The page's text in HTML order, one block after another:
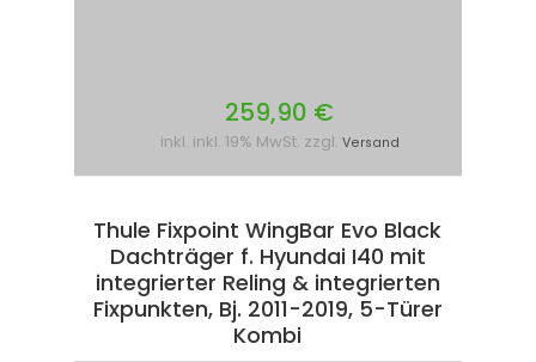
259,90 €
inkl. inkl. 19% MwSt. zzgl. Versand
Thule Fixpoint WingBar Evo Black
Dachträger f. Hyundai I40 mit
integrierter Reling & integrierten
Fixpunkten, Bj. 2011-2019, 5-Türer
Kombi